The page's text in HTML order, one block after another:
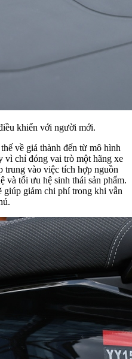
khiển với người mới.
về giá thành đến từ mô hình
vì chỉ đóng vai trò một hãng xe
trung vào việc tích hợp nguồn
và tối ưu hệ sinh thái sản phẩm.
giúp giảm chi phí trong khi vẫn